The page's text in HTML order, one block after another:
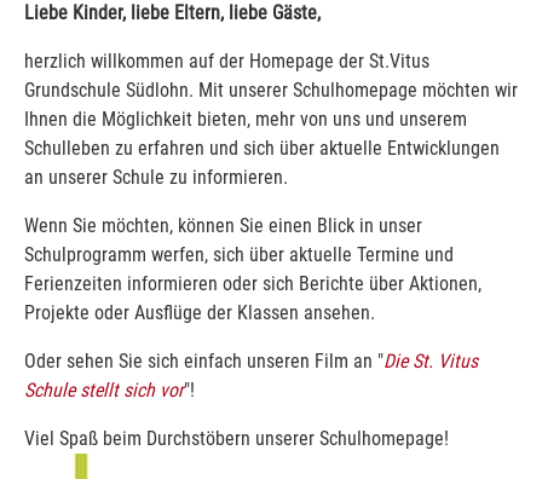
Liebe Kinder, liebe Eltern, liebe Gäste,
herzlich willkommen auf der Homepage der St.Vitus
Grundschule Südlohn. Mit unserer Schulhomepage möchten wir
Ihnen die Möglichkeit bieten, mehr von uns und unserem
Schulleben zu erfahren und sich über aktuelle Entwicklungen
an unserer Schule zu informieren.
Wenn Sie möchten, können Sie einen Blick in unser
Schulprogramm werfen, sich über aktuelle Termine und
Ferienzeiten informieren oder sich Berichte über Aktionen,
Projekte oder Ausflüge der Klassen ansehen.
Oder sehen Sie sich einfach unseren Film an "Die St. Vitus
Schule stellt sich vor"!
Viel Spaß beim Durchstöbern unserer Schulhomepage!